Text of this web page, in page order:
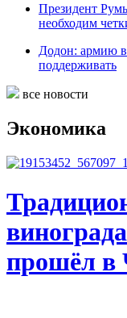
Президент
необходим
Додон: армию
поддерживать
все новости
Экономика
прошёл